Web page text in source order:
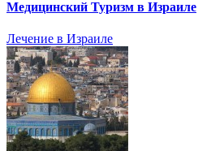
Медицинский Туризм в Израиле
Лечение в Израиле